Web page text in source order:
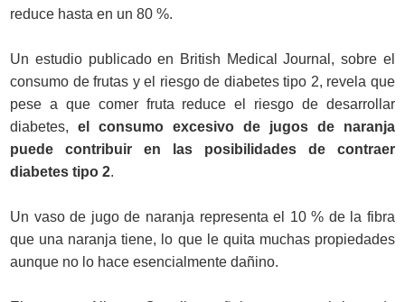
reduce hasta en un 80 %.
Un estudio publicado en British Medical Journal, sobre el
consumo de frutas y el riesgo de diabetes tipo 2, revela que
pese a que comer fruta reduce el riesgo de desarrollar
diabetes,el consumo excesivo de jugos de naranja
puede contribuir en las posibilidades de contraer
diabetes tipo 2.
Un vaso de jugo de naranja representa el 10 % de la fibra
que una naranja tiene, lo que le quita muchas propiedades
aunque no lo hace esencialmente dañino.